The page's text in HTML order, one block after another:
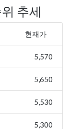
추세
현재가
5,570
5,650
5,530
5,300